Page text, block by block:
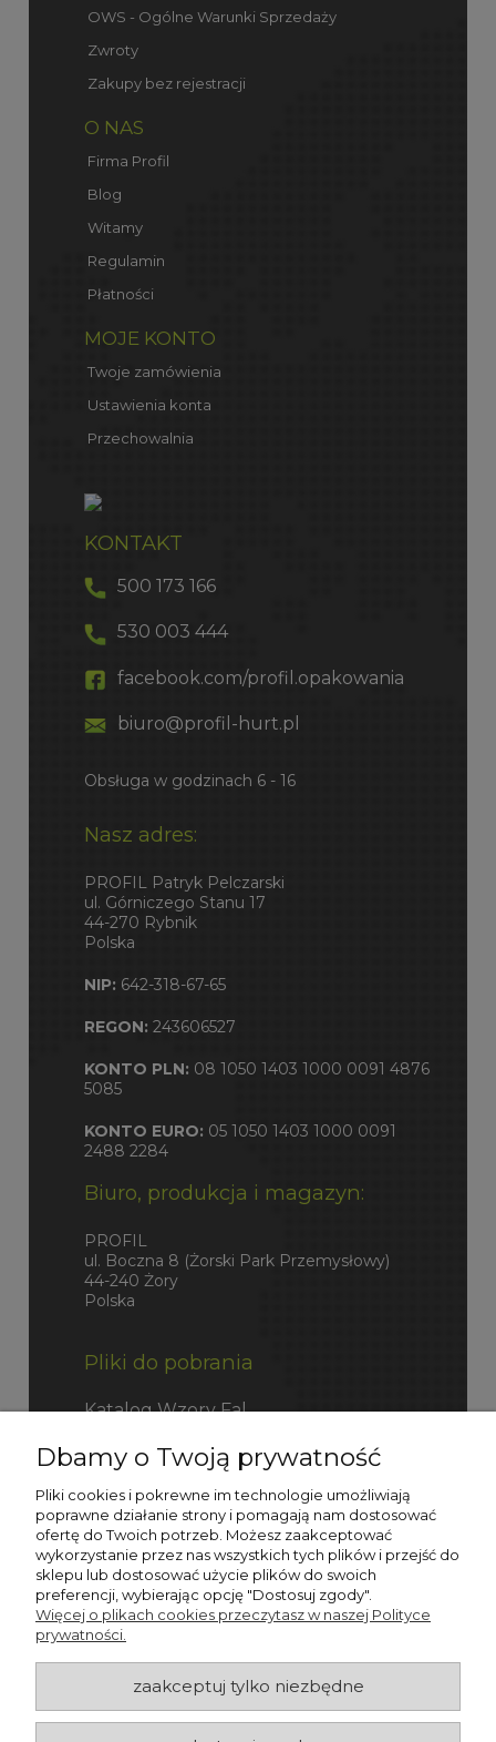
OWS - Ogólne Warunki Sprzedaży
Zwroty
Zakupy bez rejestracji
O NAS
Firma Profil
Blog
Witamy
Regulamin
Płatności
MOJE KONTO
Twoje zamówienia
Ustawienia konta
Przechowalnia
KONTAKT
500 173 166
530 003 444
facebook.com/profil.opakowania
biuro@profil-hurt.pl
Obsługa w godzinach 6 - 16
Nasz adres:
PROFIL Patryk Pelczarski
ul. Górniczego Stanu 17
44-270 Rybnik
Polska
NIP: 642-318-67-65
REGON: 243606527
KONTO PLN: 08 1050 1403 1000 0091 4876
5085
KONTO EURO: 05 1050 1403 1000 0091
2488 2284
Biuro, produkcja i magazyn:
PROFIL
ul. Boczna 8 (Żorski Park Przemysłowy)
44-240 Żory
Polska
Pliki do pobrania
Katalog Wzory Fal
Katalog Fefco
Dbamy o Twoją prywatność
Pliki cookies i pokrewne im technologie umożliwiają
poprawne działanie strony i pomagają nam dostosować
ofertę do Twoich potrzeb. Możesz zaakceptować
wykorzystanie przez nas wszystkich tych plików i przejść do
sklepu lub dostosować użycie plików do swoich
preferencji, wybierając opcję "Dostosuj zgody".
Więcej o plikach cookies przeczytasz w naszej Polityce
prywatności.
zaakceptuj tylko niezbędne